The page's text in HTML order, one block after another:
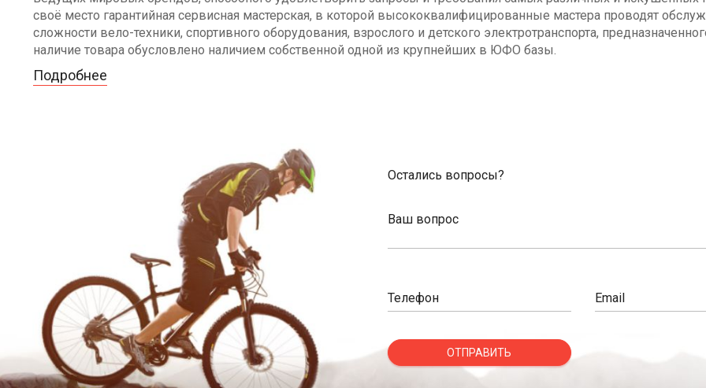
своё место гарантийная сервисная мастерская, в которой высококвалифицированные мастера проводят
сложности вело-техники, спортивного оборудования, взрослого и детского электротранспорта,
наличие товара обусловлено наличием собственной одной из крупнейших в ЮФО базы.
Подробнее
Остались вопросы?
Ваш вопрос
Телефон Email
ОТПРАВИТЬ